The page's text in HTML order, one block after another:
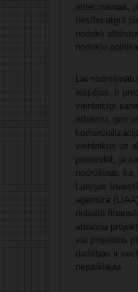
attiecināmas,
tiesību atgūt
nodokli
nodokļu
Lai
iespējas, ir
vienlaicīgi
atbalstu, gan
vienlaikus uz
pretendēt, ja
nodrošināt,
Latvijas
aģentūra
dubultā
atbalstu
vai projektos
darbības ir
nepārklājas.